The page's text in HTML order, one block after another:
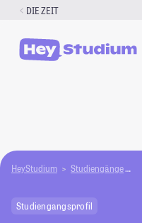
Zum
springen
DIE ZEIT
HeyStudium Studiengänge
Studiengangsprofil